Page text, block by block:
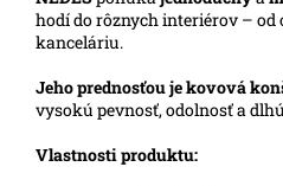
hodí do rôznych interiérov – od
kanceláriu.
Jeho prednosťou je kovová
vysokú pevnosť, odolnosť a
Vlastnosti produktu: